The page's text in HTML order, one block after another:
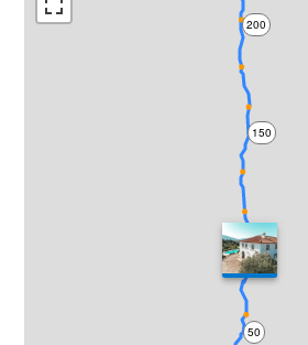
50
100
150
200